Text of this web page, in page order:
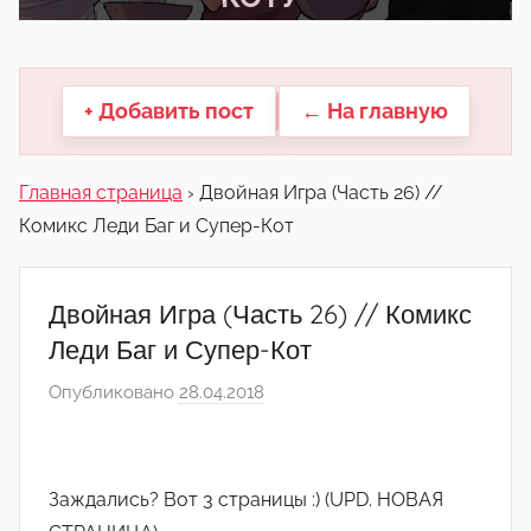
другие.
+ Добавить пост ← На главную
Главная страница › Двойная Игра (Часть 26) //
Комикс Леди Баг и Супер-Кот
Двойная Игра (Часть 26) // Комикс
Леди Баг и Супер-Кот
Опубликовано 28.04.2018
Заждались? Вот 3 страницы :) (UPD. НОВАЯ